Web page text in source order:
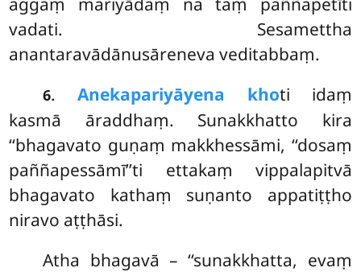
vadati. Sesamettha
anantaravādānusāreneva veditabbaṃ.
6.Anekapariyāyena khoti idaṃ
kasmā āraddhaṃ. Sunakkhatto kira
‘‘bhagavato guṇaṃ makkhessāmi, ‘‘dosaṃ
paññapessāmī’’ti ettakaṃ vippalapitvā
bhagavato kathaṃ suṇanto appatiṭṭho
niravo aṭṭhāsi.
Atha bhagavā – ‘‘sunakkhatta, evaṃ